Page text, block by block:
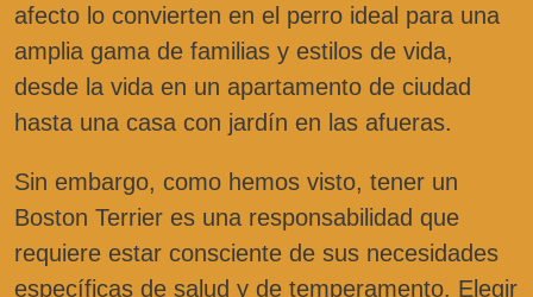
afecto lo convierten en el perro ideal para una
amplia gama de familias y estilos de vida,
desde la vida en un apartamento de ciudad
hasta una casa con jardín en las afueras.
Sin embargo, como hemos visto, tener un
Boston Terrier es una responsabilidad que
requiere estar consciente de sus necesidades
específicas de salud y de temperamento. Elegir